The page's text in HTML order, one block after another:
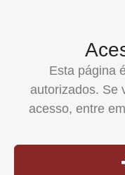
Esta página
autorizados. Se
acesso, entre